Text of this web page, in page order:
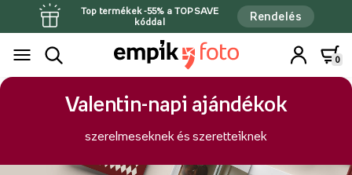
Top termékek -55% a TOPSAVE
kóddal
Rendelés
0
Valentin-napi ajándékok
szerelmeseknek és szeretteiknek